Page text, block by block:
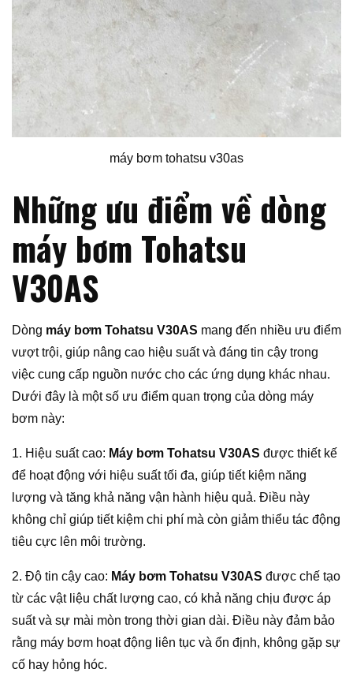
máy bơm tohatsu v30as
Những ưu điểm về dòng
máy bơm Tohatsu
V30AS
Dòng máy bơm Tohatsu V30AS mang đến nhiều ưu điểm
vượt trội, giúp nâng cao hiệu suất và đáng tin cậy trong
việc cung cấp nguồn nước cho các ứng dụng khác nhau.
Dưới đây là một số ưu điểm quan trọng của dòng máy
bơm này:
1. Hiệu suất cao: Máy bơm Tohatsu V30AS được thiết kế
để hoạt động với hiệu suất tối đa, giúp tiết kiệm năng
lượng và tăng khả năng vận hành hiệu quả. Điều này
không chỉ giúp tiết kiệm chi phí mà còn giảm thiểu tác động
tiêu cực lên môi trường.
2. Độ tin cậy cao: Máy bơm Tohatsu V30AS được chế tạo
từ các vật liệu chất lượng cao, có khả năng chịu được áp
suất và sự mài mòn trong thời gian dài. Điều này đảm bảo
rằng máy bơm hoạt động liên tục và ổn định, không gặp sự
cố hay hỏng hóc.